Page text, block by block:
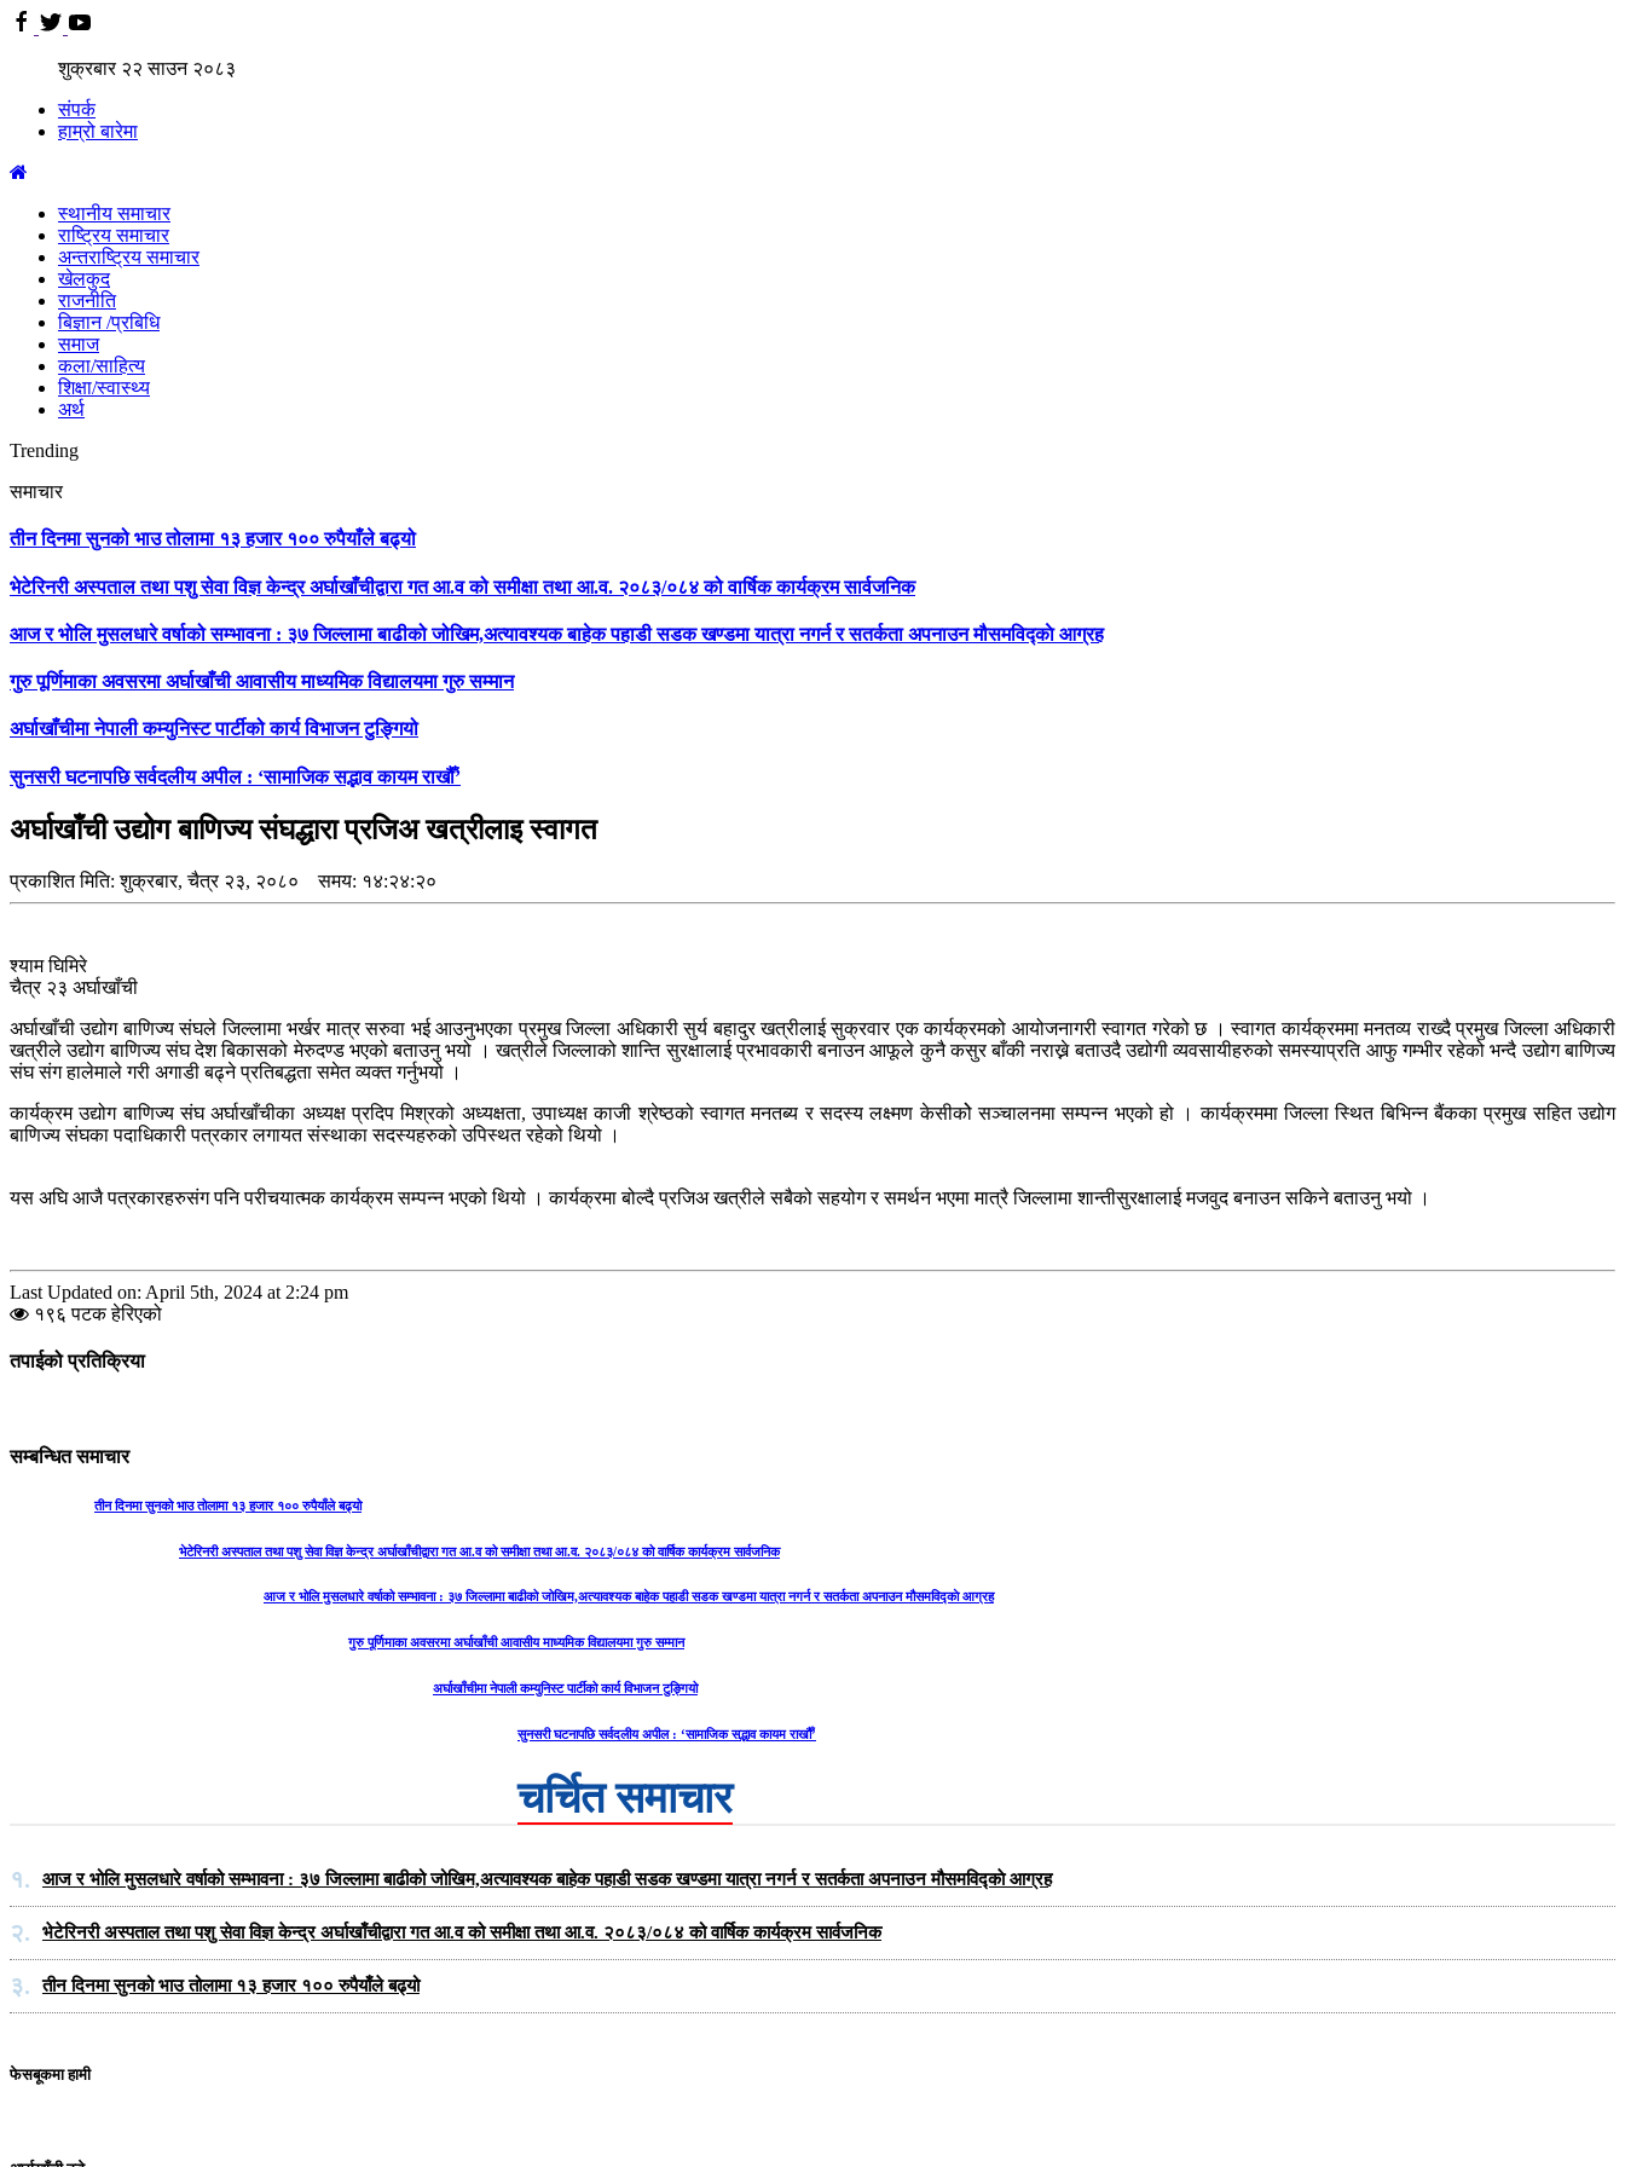
शुक्रबार २२साउन २०८३
संपर्क
हाम्रो बारेमा
स्थानीय समाचार
राष्ट्रिय समाचार
अन्तराष्ट्रिय समाचार
खेलकुद
राजनीति
बिज्ञान /प्रबिधि
समाज
कला/साहित्य
शिक्षा/स्वास्थ्य
अर्थ
Trending
समाचार
तीन दिनमा सुनको भाउ तोलामा १३ हजार १०० रुपैयाँले बढ्यो
भेटेरिनरी अस्पताल तथा पशु सेवा विज्ञ केन्द्र अर्घाखाँचीद्वारा गत आ.व को समीक्षा तथा आ.व. २०८३/०८४ को वार्षिक कार्यक्रम सार्वजनिक
आज र भोलि मुसलधारे वर्षाको सम्भावना : ३७ जिल्लामा बाढीको जोखिम,अत्यावश्यक बाहेक पहाडी सडक खण्डमा यात्रा नगर्न र सतर्कता अपनाउन मौसमविद्काे आग्रह
गुरु पूर्णिमाका अवसरमा अर्घाखाँची आवासीय माध्यमिक विद्यालयमा गुरु सम्मान
अर्घाखाँचीमा नेपाली कम्युनिस्ट पार्टीको कार्य विभाजन टुङ्गियो
सुनसरी घटनापछि सर्वदलीय अपील : ‘सामाजिक सद्भाव कायम राखौँ’
अर्घाखाँची उद्योग बाणिज्य संघद्धारा प्रजिअ खत्रीलाइ स्वागत
प्रकाशित मिति:शुक्रबार, चैत्र २३, २०८० समय: १४:२४:२०
श्याम घिमिरे
चैत्र २३ अर्घाखाँची
अर्घाखाँची उद्योग बाणिज्य संघले जिल्लामा भर्खर मात्र सरुवा भई आउनुभएका प्रमुख जिल्ला अधिकारी सुर्य बहादुर खत्रीलाई सुक्रवार एक कार्यक्रमको आयोजनागरी स्वागत गरेको छ । स्वागत कार्यक्रममा मनतव्य राख्दै प्रमुख जिल्ला अधिकारी
खत्रीले उद्योग बाणिज्य संघ देश बिकासको मेरुदण्ड भएको बताउनु भयो । खत्रीले जिल्लाको शान्ति सुरक्षालाई प्रभावकारी बनाउन आफूले कुनै कसुर बाँकी नराख्ने बताउदै उद्योगी व्यवसायीहरुको समस्याप्रति आफु गम्भीर रहेको भन्दै उद्योग बाणिज्य
संघ संग हालेमाले गरी अगाडी बढ्ने प्रतिबद्धता समेत व्यक्त गर्नुभयो ।
कार्यक्रम उद्योग बाणिज्य संघ अर्घाखाँचीका अध्यक्ष प्रदिप मिश्रको अध्यक्षता, उपाध्यक्ष काजी श्रेष्ठको स्वागत मनतब्य र सदस्य लक्ष्मण केसीकोे सञ्चालनमा सम्पन्न भएको हो । कार्यक्रममा जिल्ला स्थित बिभिन्न बैंकका प्रमुख सहित उद्योग
बाणिज्य संघका पदाधिकारी पत्रकार लगायत संस्थाका सदस्यहरुको उपिस्थत रहेको थियो ।
यस अघि आजै पत्रकारहरुसंग पनि परीचयात्मक कार्यक्रम सम्पन्न भएको थियो । कार्यक्रमा बोल्दै प्रजिअ खत्रीले सबैको सहयोग र समर्थन भएमा मात्रै जिल्लामा शान्तीसुरक्षालाई मजवुद बनाउन सकिने बताउनु भयो ।
Last Updated on: April 5th, 2024 at 2:24 pm
१९६ पटक हेरिएको
तपाईको प्रतिक्रिया
सम्बन्धित समाचार
तीन दिनमा सुनको भाउ तोलामा १३ हजार १०० रुपैयाँले बढ्यो
भेटेरिनरी अस्पताल तथा पशु सेवा विज्ञ केन्द्र अर्घाखाँचीद्वारा गत आ.व को समीक्षा तथा आ.व. २०८३/०८४ को वार्षिक कार्यक्रम सार्वजनिक
आज र भोलि मुसलधारे वर्षाको सम्भावना : ३७ जिल्लामा बाढीको जोखिम,अत्यावश्यक बाहेक पहाडी सडक खण्डमा यात्रा नगर्न र सतर्कता अपनाउन मौसमविद्काे आग्रह
गुरु पूर्णिमाका अवसरमा अर्घाखाँची आवासीय माध्यमिक विद्यालयमा गुरु सम्मान
अर्घाखाँचीमा नेपाली कम्युनिस्ट पार्टीको कार्य विभाजन टुङ्गियो
सुनसरी घटनापछि सर्वदलीय अपील : ‘सामाजिक सद्भाव कायम राखौँ’
चर्चित समाचार
१. आज र भोलि मुसलधारे वर्षाको सम्भावना : ३७ जिल्लामा बाढीको जोखिम,अत्यावश्यक बाहेक पहाडी सडक खण्डमा यात्रा नगर्न र सतर्कता अपनाउन मौसमविद्काे आग्रह
२. भेटेरिनरी अस्पताल तथा पशु सेवा विज्ञ केन्द्र अर्घाखाँचीद्वारा गत आ.व को समीक्षा तथा आ.व. २०८३/०८४ को वार्षिक कार्यक्रम सार्वजनिक
३. तीन दिनमा सुनको भाउ तोलामा १३ हजार १०० रुपैयाँले बढ्यो
फेसबूकमा हामी